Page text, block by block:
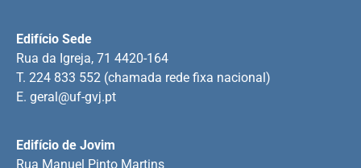
Edifício de Jovim
Rua Manuel Pinto Martins
Edifício Sede
Rua da Igreja, 71 4420-164
T. 224 833 552 (chamada rede fixa nacional)
E. geral@uf-gvj.pt